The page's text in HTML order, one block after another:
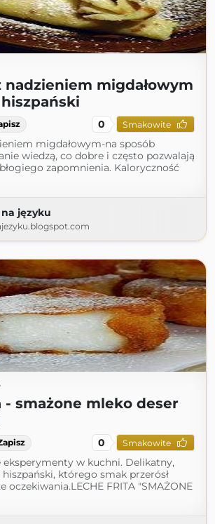
nadzieniem migdałowym
0 Smakowite
migdałowym-na sposób
wiedzą, co dobre i często pozwalają
zapomnienia. Kaloryczność
języku
- smażone mleko deser
0 Smakowite
w kuchni. Delikatny,
którego smak przerósł
oczekiwania.LECHE FRITA "SMAŻONE